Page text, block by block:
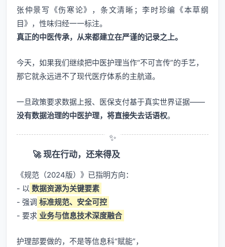
张仲景写《伤寒论》，条文清晰；李时珍编《本草纲
目》，性味归经一一标注。
真正的中医传承，从来都建立在严谨的记录之上。
今天，如果我们继续把中医护理当作“不可言传”的手艺，
那它就永远进不了现代医疗体系的主航道。
一旦政策要求数据上报、医保支付基于真实世界证据——
没有数据治理的中医护理，将直接失去话语权。
🚀 现在行动，还来得及
《规范（2024版）》已指明方向：
- 以 数据资源为关键要素
- 强调 标准规范、安全可控
- 要求 业务与信息技术深度融合
护理部要做的，不是等信息科“赋能”，